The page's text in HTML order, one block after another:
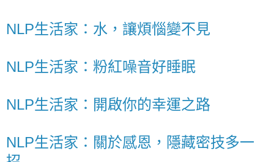
NLP生活家：水，讓煩惱變不見
NLP生活家：粉紅噪音好睡眠
NLP生活家：開啟你的幸運之路
NLP生活家：關於感恩，隱藏密技多一